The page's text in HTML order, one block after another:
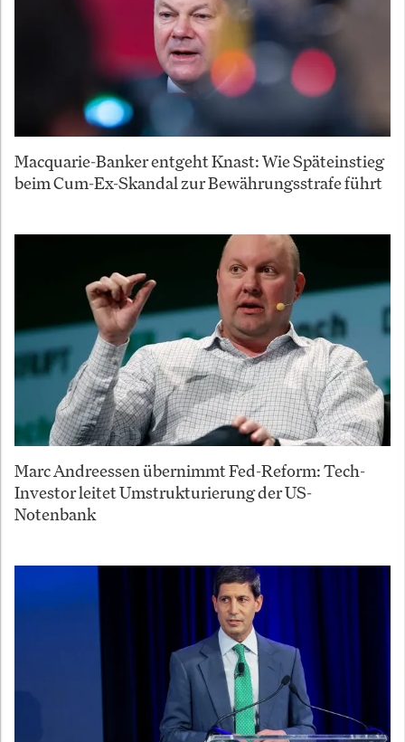
Macquarie-Banker entgeht Knast: Wie Späteinstieg
beim Cum-Ex-Skandal zur Bewährungsstrafe führt
Marc Andreessen übernimmt Fed-Reform: Tech-
Investor leitet Umstrukturierung der US-
Notenbank